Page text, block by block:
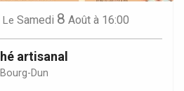
Le Samedi 8 Août à 16:00
artisanal
Dun